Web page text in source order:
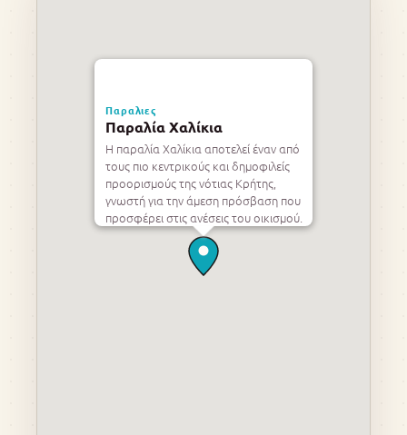
Παραλιες
Παραλία Χαλίκια
Η παραλία Χαλίκια αποτελεί έναν από
τους πιο κεντρικούς και δημοφιλείς
προορισμούς της νότιας Κρήτης,
γνωστή για την άμεση πρόσβαση που
προσφέρει στις ανέσεις του οικισμού.